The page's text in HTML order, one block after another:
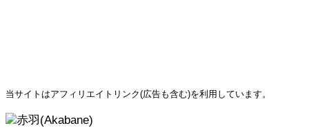
当サイトはアフィリエイトリンク(広告も含む)を利用しています。
赤羽(Akabane)